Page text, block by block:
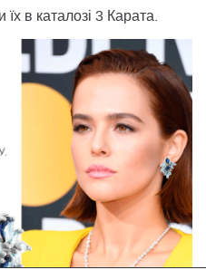
в каталозі 3 Карата.